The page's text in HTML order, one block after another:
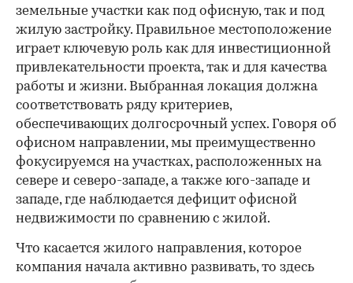
земельные участки как под офисную, так и под
жилую застройку. Правильное местоположение
играет ключевую роль как для инвестиционной
привлекательности проекта, так и для качества
работы и жизни. Выбранная локация должна
соответствовать ряду критериев,
обеспечивающих долгосрочный успех. Говоря об
офисном направлении, мы преимущественно
фокусируемся на участках, расположенных на
севере и северо-западе, а также юго-западе и
западе, где наблюдается дефицит офисной
недвижимости по сравнению с жилой.
Что касается жилого направления, которое
компания начала активно развивать, то здесь